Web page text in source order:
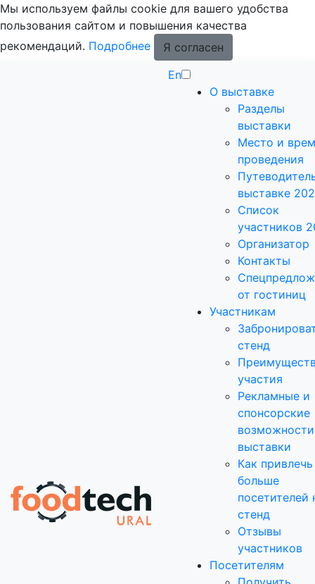
Мы используем файлы cookie для вашего удобства
пользования сайтом и повышения качества
рекомендаций. Подробнее
Я согласен
En
О выставке
Разделы
выставки
Место и
проведения
выставке
Список
участников
Организатор
Контакты
от гостиниц
Участникам
стенд
участия
Рекламные и
спонсорские
возможности
выставки
Как привлечь
больше
посетителей
стенд
Отзывы
участников
Посетителям